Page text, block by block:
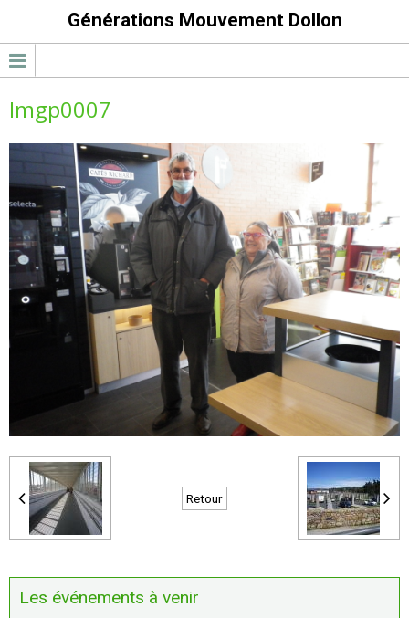
Générations Mouvement Dollon
Imgp0007
Retour
Les événements à venir